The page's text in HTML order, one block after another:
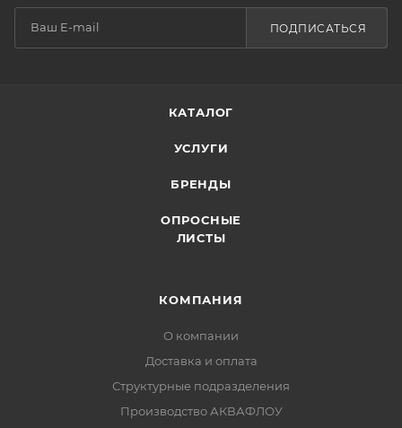
ПОДПИСАТЬСЯ
КАТАЛОГ
УСЛУГИ
БРЕНДЫ
ОПРОСНЫЕ
ЛИСТЫ
КОМПАНИЯ
О компании
Доставка и оплата
Структурные подразделения
Производство АКВАФЛОУ